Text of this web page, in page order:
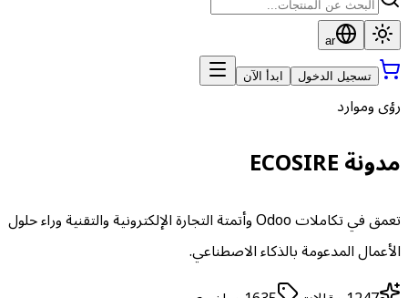
ar
تسجيل الدخول ابدأ الآن
رؤى وموارد
مدونة ECOSIRE
تعمق في تكاملات Odoo وأتمتة التجارة الإلكترونية والتقنية وراء حلول
الأعمال المدعومة بالذكاء الاصطناعي.